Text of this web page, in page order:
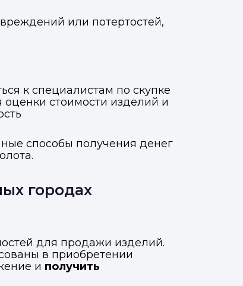
или потертостей,
к специалистам по скупке
стоимости изделий и
способы получения денег
городах
для продажи изделий.
в приобретении
и получить